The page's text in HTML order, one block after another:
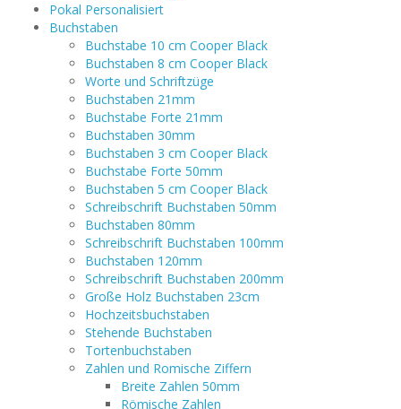
Pokal Personalisiert
Buchstaben
Buchstabe 10 cm Cooper Black
Buchstaben 8 cm Cooper Black
Worte und Schriftzüge
Buchstaben 21mm
Buchstabe Forte 21mm
Buchstaben 30mm
Buchstaben 3 cm Cooper Black
Buchstabe Forte 50mm
Buchstaben 5 cm Cooper Black
Schreibschrift Buchstaben 50mm
Buchstaben 80mm
Schreibschrift Buchstaben 100mm
Buchstaben 120mm
Schreibschrift Buchstaben 200mm
Große Holz Buchstaben 23cm
Hochzeitsbuchstaben
Stehende Buchstaben
Tortenbuchstaben
Zahlen und Romische Ziffern
Breite Zahlen 50mm
Römische Zahlen